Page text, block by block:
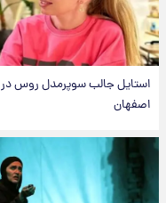
استایل جالب سوپرمدل روس در
اصفهان